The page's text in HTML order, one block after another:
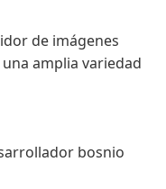
de imágenes
amplia variedad
bosnio